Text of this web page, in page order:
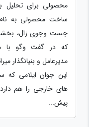
محصولی برای تحلیل
ساخت محصولی به نام
جست وجوی زال،
که در گفت وگو با
مدیرعامل و بنیانگذار
این جوان ایلامی که
های خارجی را هم
پیش...